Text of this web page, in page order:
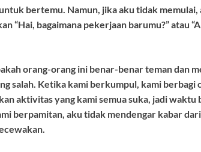
untuk bertemu. Namun, jika aku tidak memulai,
“Hai, bagaimana pekerjaan barumu?”atau “
orang-orang ini benar-benar teman dan
salah. Ketika kami berkumpul, kami
aktivitas yang kami semua suka, jadi waktu
berpamitan, aku tidak mendengar kabar
.